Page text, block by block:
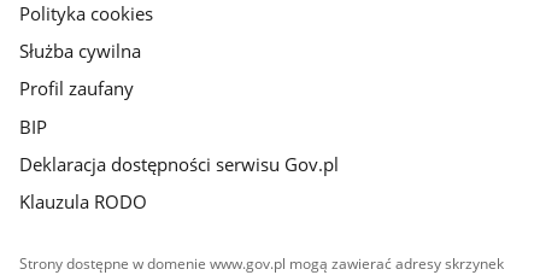
Polityka cookies
Służba cywilna
Profil zaufany
BIP
Deklaracja dostępności serwisu Gov.pl
Klauzula RODO
Strony dostępne w domenie www.gov.pl mogą zawierać adresy skrzynek